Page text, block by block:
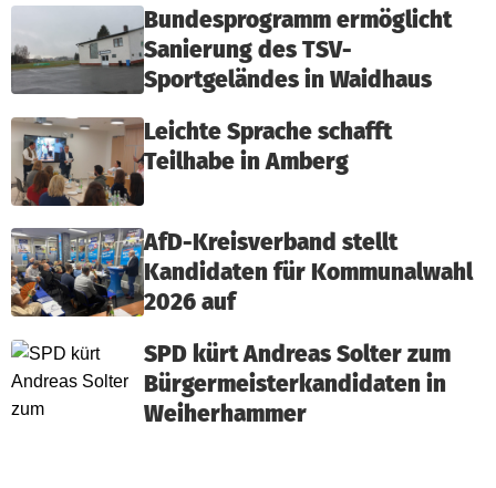
Bundesprogramm ermöglicht
Sanierung des TSV-
Sportgeländes in Waidhaus
Leichte Sprache schafft
Teilhabe in Amberg
AfD-Kreisverband stellt
Kandidaten für Kommunalwahl
2026 auf
SPD kürt Andreas Solter zum
Bürgermeisterkandidaten in
Weiherhammer